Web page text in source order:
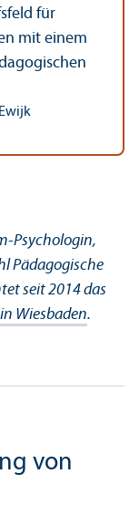
für
mit einem
Psychologin,
Pädagogische
seit 2014 das
Wiesbaden.
von